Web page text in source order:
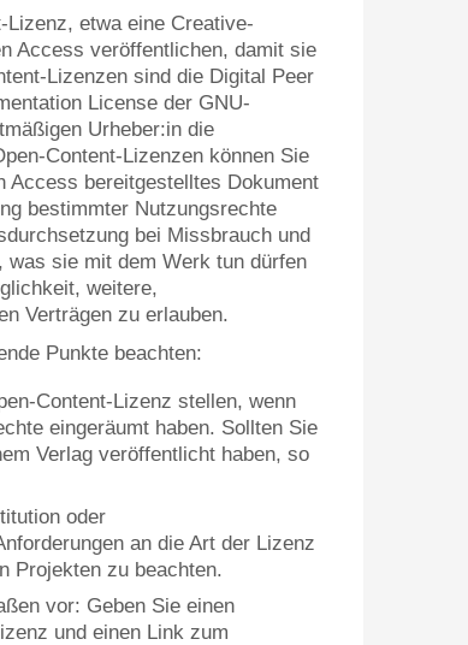
etwa eine Creative-
Access veröffentlichen, damit sie
Lizenzen sind die Digital Peer
License der GNU-
Urheber:in die
Content-Lizenzen können Sie
Access bereitgestelltes Dokument
bestimmter Nutzungsrechte
bei Missbrauch und
sie mit dem Werk tun dürfen
weitere,
Verträgen zu erlauben.
Punkte beachten:
Content-Lizenz stellen, wenn
eingeräumt haben. Sollten Sie
Verlag veröffentlicht haben, so
oder
an die Art der Lizenz
Projekten zu beachten.
vor: Geben Sie einen
und einen Link zum